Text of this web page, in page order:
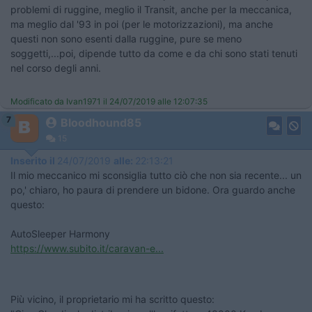
problemi di ruggine, meglio il Transit, anche per la meccanica,
ma meglio dal '93 in poi (per le motorizzazioni), ma anche
questi non sono esenti dalla ruggine, pure se meno
soggetti,...poi, dipende tutto da come e da chi sono stati tenuti
nel corso degli anni.
Modificato da Ivan1971 il 24/07/2019 alle 12:07:35
7
Bloodhound85
15
Inserito il 24/07/2019 alle: 22:13:21
Il mio meccanico mi sconsiglia tutto ciò che non sia recente... un
po,' chiaro, ho paura di prendere un bidone. Ora guardo anche
questo:
AutoSleeper Harmony
https://www.subito.it/caravan-e...
Più vicino, il proprietario mi ha scritto questo: